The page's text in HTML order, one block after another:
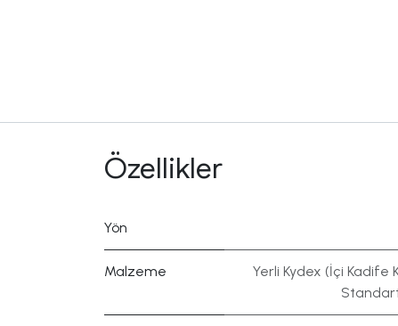
Özellikler
Yön
Malzeme Yerli Kydex (İçi Kadife